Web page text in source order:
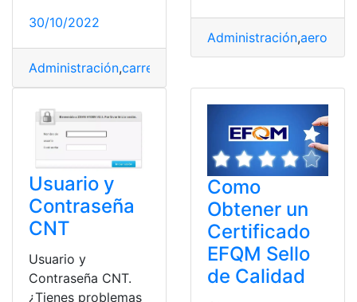
30/10/2022
Administración,carrera
Administración,
Usuario y
Contraseña
CNT
Usuario y
Contraseña CNT.
¿Tienes problemas
Como
Obtener un
Certificado
EFQM Sello
de Calidad